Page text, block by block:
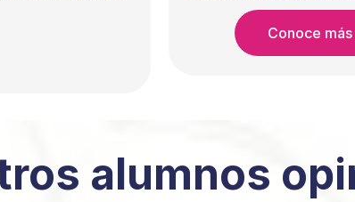
Conoce más
alumnos